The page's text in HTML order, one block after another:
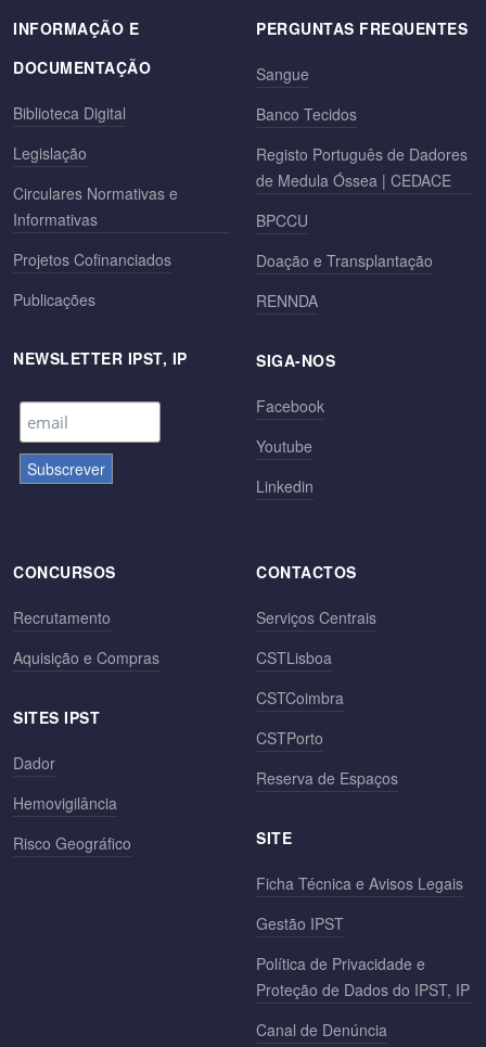
INFORMAÇÃO E
DOCUMENTAÇÃO
Biblioteca Digital
Legislação
Circulares Normativas e
Informativas
Projetos Cofinanciados
Publicações
NEWSLETTER IPST, IP
PERGUNTAS FREQUENTES
Sangue
Banco Tecidos
Registo Português de Dadores
de Medula Óssea | CEDACE
BPCCU
Doação e Transplantação
RENNDA
SIGA-NOS
Facebook
Youtube
Linkedin
CONCURSOS
Recrutamento
Aquisição e Compras
SITES IPST
Dador
Hemovigilância
Risco Geográfico
CONTACTOS
Serviços Centrais
CSTLisboa
CSTCoimbra
CSTPorto
Reserva de Espaços
SITE
Ficha Técnica e Avisos Legais
Gestão IPST
Política de Privacidade e
Proteção de Dados do IPST, IP
Canal de Denúncia